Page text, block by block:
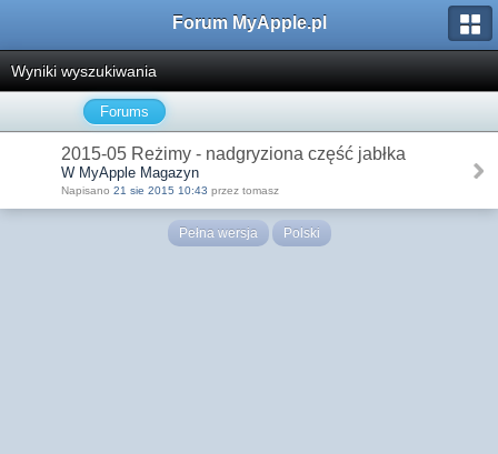
Forum MyApple.pl
Wyniki wyszukiwania
Forums
2015-05 Reżimy - nadgryziona część jabłka
W MyApple Magazyn
Napisano 21 sie 2015 10:43 przez tomasz
Pełna wersja Polski